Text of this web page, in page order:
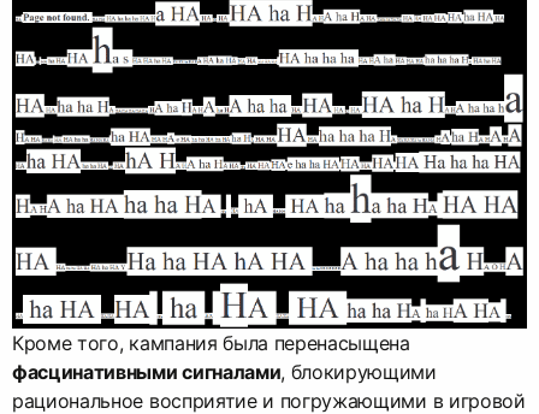
Кроме того, кампания была перенасыщена
фасцинативными сигналами, блокирующими
рациональное восприятие и погружающими в игровой